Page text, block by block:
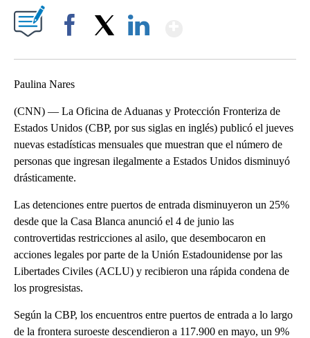
Paulina Nares
(CNN) — La Oficina de Aduanas y Protección Fronteriza de
Estados Unidos (CBP, por sus siglas en inglés) publicó el jueves
nuevas estadísticas mensuales que muestran que el número de
personas que ingresan ilegalmente a Estados Unidos disminuyó
drásticamente.
Las detenciones entre puertos de entrada disminuyeron un 25%
desde que la Casa Blanca anunció el 4 de junio las
controvertidas restricciones al asilo, que desembocaron en
acciones legales por parte de la Unión Estadounidense por las
Libertades Civiles (ACLU) y recibieron una rápida condena de
los progresistas.
Según la CBP, los encuentros entre puertos de entrada a lo largo
de la frontera suroeste descendieron a 117.900 en mayo, un 9%